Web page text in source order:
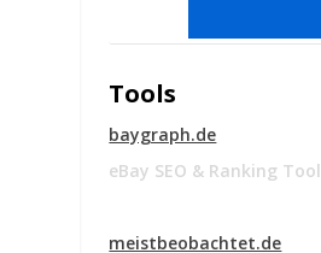
Tools
baygraph.de
eBay SEO & Ranking Tool
meistbeobachtet.de